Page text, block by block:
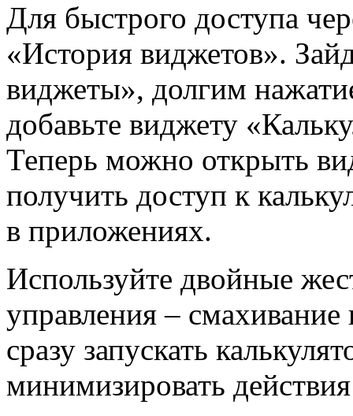
Для быстрого доступа
«История виджетов».
виджеты», долгим
добавьте виджету
Теперь можно открыть
получить доступ к
в приложениях.
Используйте двойные
управления –
сразу запускать
минимизировать